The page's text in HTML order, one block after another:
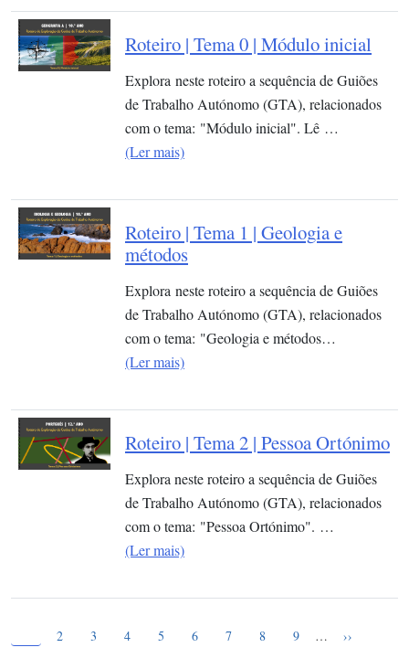
Roteiro | Tema 0 | Módulo inicial
Explora neste roteiro a sequência de Guiões
de Trabalho Autónomo (GTA), relacionados
com o tema: "Módulo inicial". Lê …
(Ler mais)
Roteiro | Tema 1 | Geologia e
métodos
Explora neste roteiro a sequência de Guiões
de Trabalho Autónomo (GTA), relacionados
com o tema: "Geologia e métodos…
(Ler mais)
Roteiro | Tema 2 | Pessoa Ortónimo
Explora neste roteiro a sequência de Guiões
de Trabalho Autónomo (GTA), relacionados
com o tema: "Pessoa Ortónimo". …
(Ler mais)
Page
2 Page
3 Page
4 Page
5 Page
6 Page
7 Page
8 Page
9 … Próxima
››